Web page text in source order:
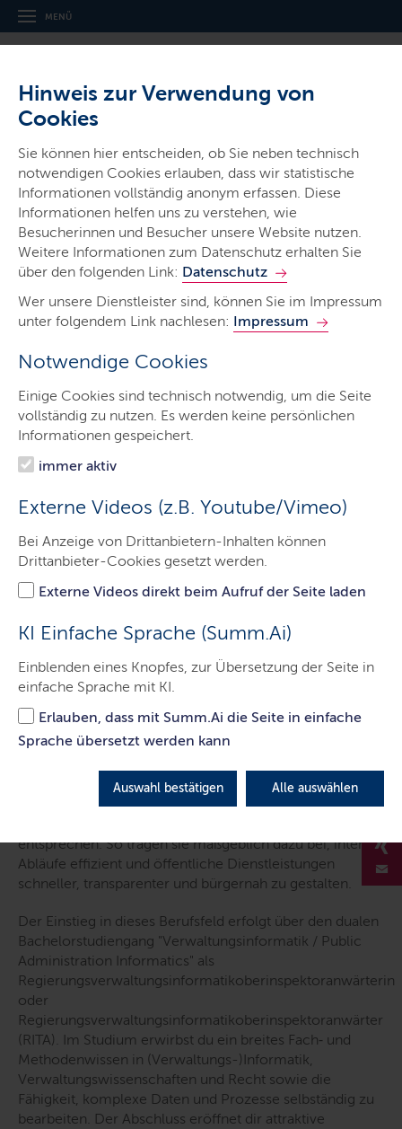
Hinweis zur Verwendung von
Cookies
Sie können hier entscheiden, ob Sie neben technisch
notwendigen Cookies erlauben, dass wir statistische
Informationen vollständig anonym erfassen. Diese
Informationen helfen uns zu verstehen, wie
Besucherinnen und Besucher unsere Website nutzen.
Weitere Informationen zum Datenschutz erhalten Sie
über den folgenden Link: Datenschutz
Wer unsere Dienstleister sind, können Sie im Impressum
unter folgendem Link nachlesen: Impressum
Notwendige Cookies
Einige Cookies sind technisch notwendig, um die Seite
vollständig zu nutzen. Es werden keine persönlichen
Informationen gespeichert.
immer aktiv
Externe Videos (z.B. Youtube/Vimeo)
Bei Anzeige von Drittanbietern-Inhalten können
Drittanbieter-Cookies gesetzt werden.
Externe Videos direkt beim Aufruf der Seite laden
KI Einfache Sprache (Summ.Ai)
Einblenden eines Knopfes, zur Übersetzung der Seite in
einfache Sprache mit KI.
Erlauben, dass mit Summ.Ai die Seite in einfache
Sprache übersetzt werden kann
Auswahl bestätigen Alle auswählen
MENÜ
(w/m/d)
Was macht eine Verwaltungsinformatikerin oder ein
Verwaltungsinformatiker?
Die Bedeutung von Informatikern in der
öffentlichen Verwaltung wächst stetig.
Die Verwaltung des Landes Schleswig‑Holstein benötigt
moderne, digitale Lösungen, um ihre Aufgaben effizient
und rechtssicher zu erfüllen.
Regierungsverwaltungsinformatikoberinspektorinnen
und Regierungsverwaltungsinformatikoberinspektoren –
kurz Verwaltungsinformatikerinnen und
Verwaltungsinformatiker – arbeiten an der Schnittstelle
entwickeln, implementieren und betreuen IT‑Systeme,
analysieren Verwaltungsprozesse und sorgen dafür, dass
entsprechen. So tragen sie maßgeblich dazu bei, interne
Abläufe effizient und öffentliche Dienstleistungen
schneller, transparenter und bürgernah zu gestalten.
Der Einstieg in dieses Berufsfeld erfolgt über den dualen
Bachelorstudiengang "Verwaltungsinformatik / Public
Administration Informatics" als
Regierungsverwaltungsinformatikoberinspektoranwärterin
oder
Regierungsverwaltungsinformatikoberinspektoranwärter
(RITA). Im Studium erwirbst du ein breites Fach‑ und
Methodenwissen in (Verwaltungs-)Informatik,
Verwaltungswissenschaften und Recht sowie die
Fähigkeit, komplexe Daten und Prozesse selbständig zu
bearbeiten. Der Abschluss eröffnet dir attraktive